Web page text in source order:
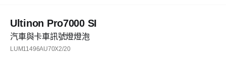
Ultinon Pro7000 SI
汽車與卡車訊號燈燈泡
LUM11496AU70X2/20